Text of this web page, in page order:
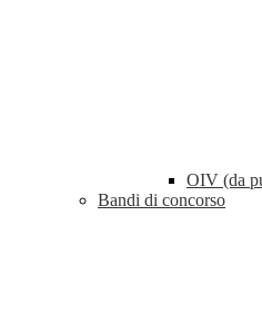
OIV (da
Bandi di concorso